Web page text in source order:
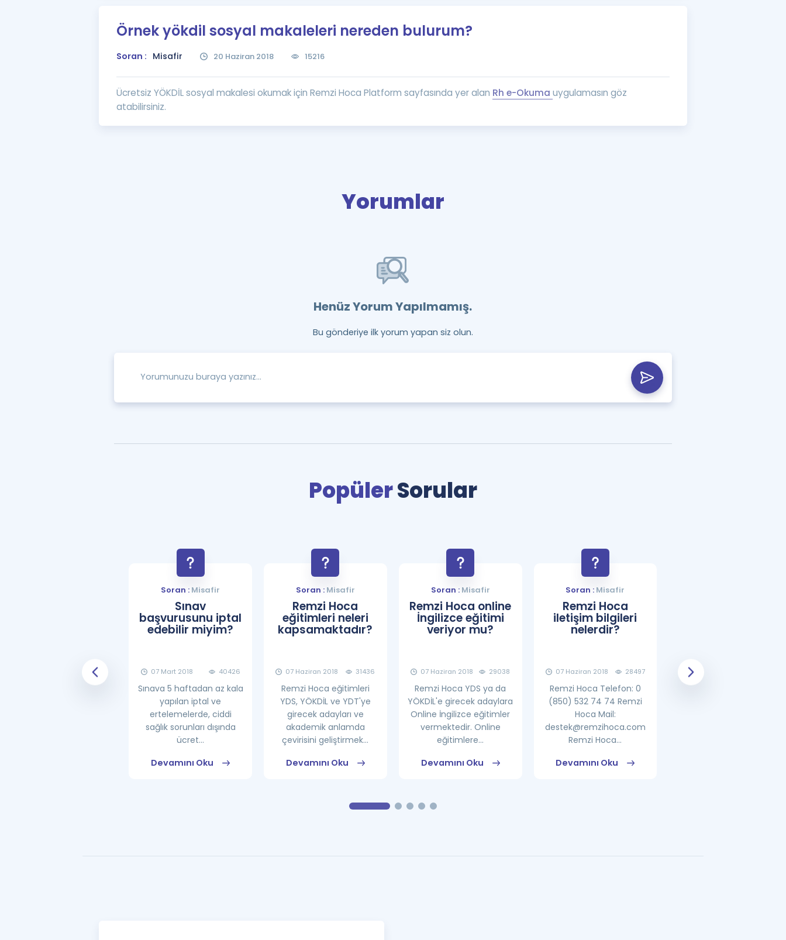
Eğitim ve Kitaplara Özel Fırsatlar
İngilizce Gramer
Örnek yökdil sosyal makaleleri nereden bulurum?
Soran : Misafir 20 Haziran 2018 15216
Ücretsiz YÖKDİL sosyal makalesi okumak için Remzi Hoca Platform sayfasında yer alan Rh e-Okuma uygulamasın göz
atabilirsiniz.
Yorumlar
Henüz Yorum Yapılmamış.
Bu gönderiye ilk yorum yapan siz olun.
PopülerSorular
25862
Soran : Misafir
Sınav
başvurusunu iptal
edebilir miyim?
07 Mart 2018 40426
Sınava 5 haftadan az kala
yapılan iptal ve
ertelemelerde, ciddi
sağlık sorunları dışında
ücret...
Devamını Oku
Soran :Misafir
Remzi Hoca
eğitimleri neleri
kapsamaktadır?
07 Haziran 2018 31436
Remzi Hoca eğitimleri
YDS, YÖKDİL ve YDT'ye
girecek adayları ve
akademik anlamda
çevirisini geliştirmek...
Devamını Oku
Soran :Misafir
Remzi Hoca online
İngilizce eğitimi
veriyor mu?
07 Haziran 2018 29038
Remzi Hoca YDS ya da
YÖKDİL'e girecek adaylara
Online İngilizce eğitimler
vermektedir. Online
eğitimlere...
Devamını Oku
Soran : Misafir
Remzi Hoca
iletişim bilgileri
nelerdir?
07 Haziran 2018 28497
Remzi Hoca Telefon: 0
(850) 532 74 74 Remzi
Hoca Mail:
destek@remzihoca.com
Remzi Hoca...
Devamını Oku
08 Haziran 2018